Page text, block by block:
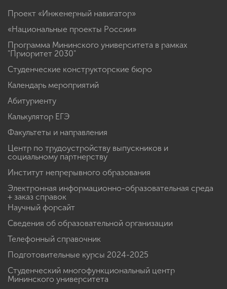
Проект «Инженерный навигатор»
«Национальные проекты России»
Программа Мининского университета в рамках
"Приоритет 2030"
Студенческие конструкторские бюро
Календарь мероприятий
Абитуриенту
Калькулятор ЕГЭ
Факультеты и направления
Центр по трудоустройству выпускников и
социальному партнерству
Институт непрерывного образования
Электронная информационно-образовательная среда
+ заказ справок
Научный форсайт
Сведения об образовательной организации
Телефонный справочник
Подготовительные курсы 2024-2025
Студенческий многофункциональный центр
Мининского университета